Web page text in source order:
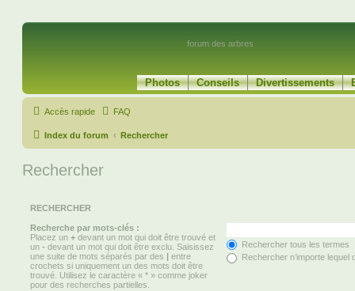
forum des arbres
Photos Conseils Divertissements
Accès rapide FAQ
Index du forum Rechercher
Rechercher
RECHERCHER
Recherche par mots-clés :
Placez un + devant un mot qui doit être trouvé et
un - devant un mot qui doit être exclu. Saisissez
une suite de mots séparés par des | entre
crochets si uniquement un des mots doit être
trouvé. Utilisez le caractère « * » comme joker
pour des recherches partielles.
Rechercher tous les termes
Rechercher n’importe lequel